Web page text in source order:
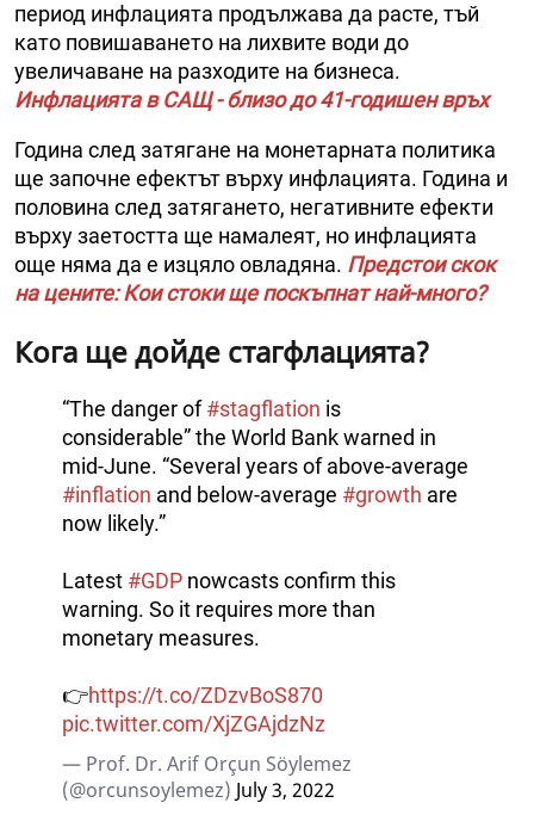
период инфлацията продължава да расте, тъй
като повишаването на лихвите води до
увеличаване на разходите на бизнеса.
Инфлацията в САЩ - близо до 41-годишен връх
Година след затягане на монетарната политика
ще започне ефектът върху инфлацията. Година и
половина след затягането, негативните ефекти
върху заетостта ще намалеят, но инфлацията
още няма да е изцяло овладяна. Предстои скок
на цените: Кои стоки ще поскъпнат най-много?
Кога ще дойде стагфлацията?
“The danger of#stagflation is
considerable” the World Bank warned in
mid-June. “Several years of above-average
#inflation and below-average #growth are
now likely.”
Latest #GDP nowcasts confirm this
warning. So it requires more than
monetary measures.
👉https://t.co/ZDzvBoS870
pic.twitter.com/XjZGAjdzNz
— Prof. Dr. Arif Orçun Söylemez
(@orcunsoylemez) July 3, 2022